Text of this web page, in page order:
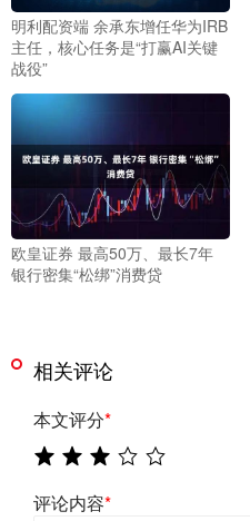
明利配资端 余承东增任华为IRB
主任，核心任务是“打赢AI关键
战役”
欧皇证券 最高50万、最长7年
银行密集“松绑”消费贷
相关评论
本文评分*
评论内容*